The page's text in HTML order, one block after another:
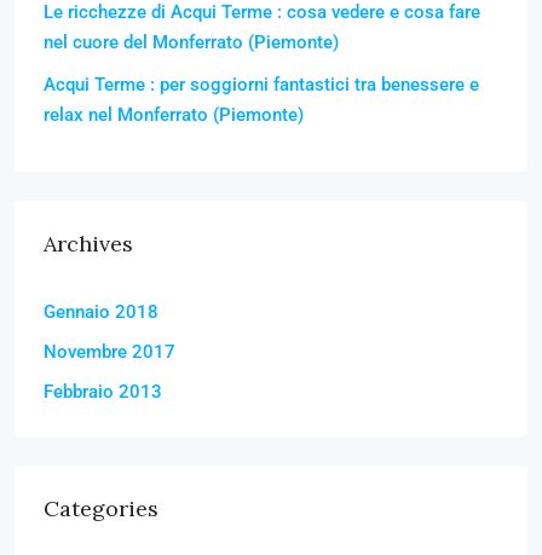
Le ricchezze di Acqui Terme : cosa vedere e cosa fare
nel cuore del Monferrato (Piemonte)
Acqui Terme : per soggiorni fantastici tra benessere e
relax nel Monferrato (Piemonte)
Archives
Gennaio 2018
Novembre 2017
Febbraio 2013
Categories